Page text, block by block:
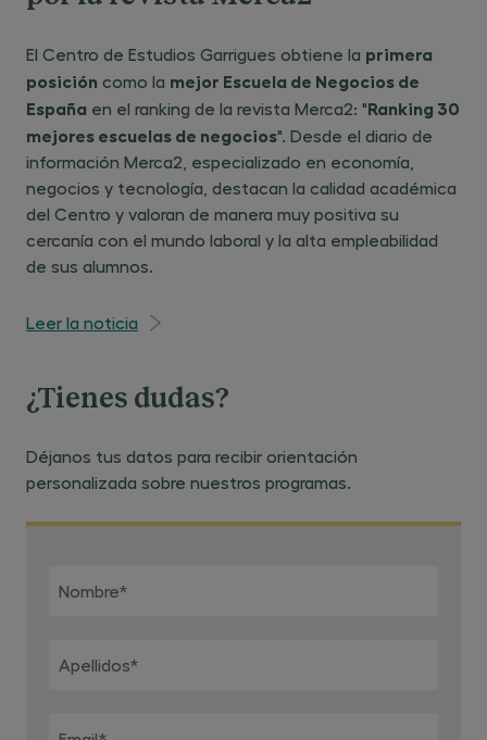
El Centro de Estudios Garrigues obtiene la primera
posición como la mejor Escuela de Negocios de
España en el ranking de la revista Merca2: "Ranking 30
mejores escuelas de negocios". Desde el diario de
información Merca2, especializado en economía,
negocios y tecnología, destacan la calidad académica
del Centro y valoran de manera muy positiva su
cercanía con el mundo laboral y la alta empleabilidad
de sus alumnos.
Leer la noticia
¿Tienes dudas?
Déjanos tus datos para recibir orientación
personalizada sobre nuestros programas.
Nombre*
Apellidos*